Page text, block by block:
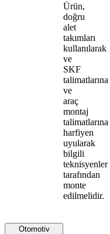
Ürün,
doğru
alet
takımları
kullanılarak
ve
SKF
talimatlarına
ve
araç
montaj
talimatlarına
harfiyen
uyularak
bilgili
teknisyenler
tarafından
monte
edilmelidir.
Otomotiv